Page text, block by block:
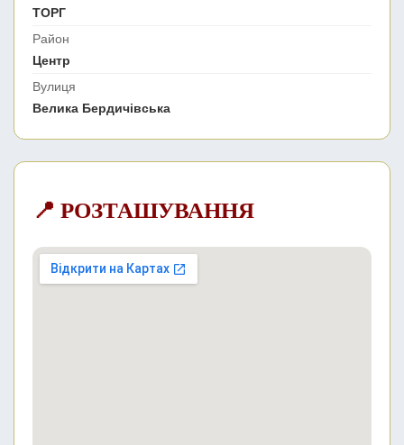
ТОРГ
Район
Центр
Вулиця
Велика Бердичівська
📍 РОЗТАШУВАННЯ